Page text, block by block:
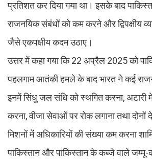
प्रतिशत कर दिया गया था। इसके बाद
राजनयिक संबंधों को कम करने और द्विपक्षीय
जैसे एकपक्षीय कदम उठाए।
उत्तर में कहा गया कि 22 अप्रैल 2025 को
पहलगाम आतंकी हमले के बाद भारत ने कई
इनमें सिंधु जल संधि को स्थगित करना, अटारी
करना, वीजा सेवाओं पर रोक लगाना तथा
मिशनों में अधिकारियों की संख्या कम करना
पाकिस्तान और पाकिस्तान के कब्जे वाले